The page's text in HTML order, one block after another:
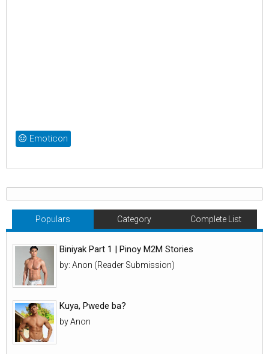
Emoticon
Populars Category Complete List
Biniyak Part 1 | Pinoy M2M Stories
by: Anon (Reader Submission)
Kuya, Pwede ba?
by Anon